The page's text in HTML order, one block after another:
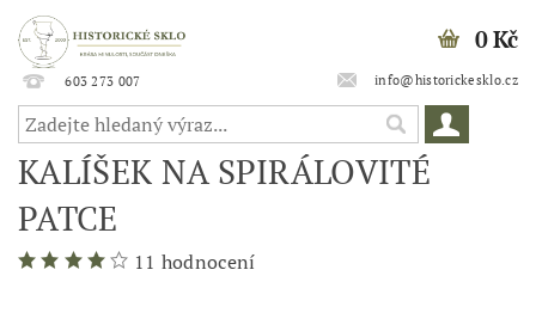
603 273 007 info@historickesklo.cz
0 Kč
KALÍŠEK NA SPIRÁLOVITÉ
PATCE
11 hodnocení